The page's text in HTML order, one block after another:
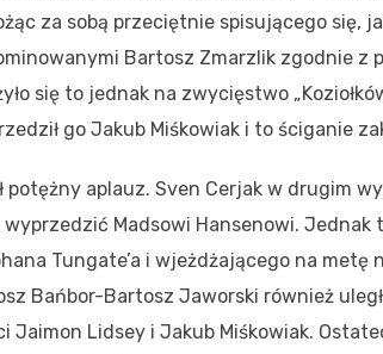
za sobą przeciętnie spisującego się,
Bartosz Zmarzlik zgodnie z
się to jednak na zwycięstwo
go Jakub Miśkowiak i to ściganie
aplauz. Sven Cerjak w drugim
Madsowi Hansenowi. Jednak
Tungate’a i wjeżdżającego na metę
Bańbor-Bartosz Jaworski również
Jaimon Lidsey i Jakub Miśkowiak.